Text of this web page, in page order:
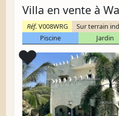
Villa en vente à
Réf. V008WRG Sur terrain
Piscine
Jardin
❤️Coup